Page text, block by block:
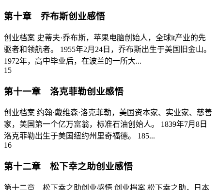
第十章 乔布斯创业感悟
创业档案 史蒂夫·乔布斯，苹果电脑创始人，全球it产业的先
驱者和领航者。 1955年2月24日，乔布斯出生于美国旧金山。
1972年，高中毕业后，在波兰的一所大...
15
第十一章 洛克菲勒创业感悟
创业档案 约翰·戴维森·洛克菲勒，美国资本家、实业家、慈善
家，美国第一个亿万富翁，标准石油创始人。 1839年7月8日
洛克菲勒出生于美国纽约州里奇福德。 185...
16
第十二章 松下幸之助创业感悟
第十二章 松下幸之助创业感悟 创业档案 松下幸之助，日本